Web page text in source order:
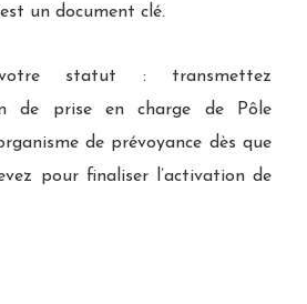
un document clé.
statut : transmettez
de prise en charge de Pôle
de prévoyance dès que
pour finaliser l’activation de